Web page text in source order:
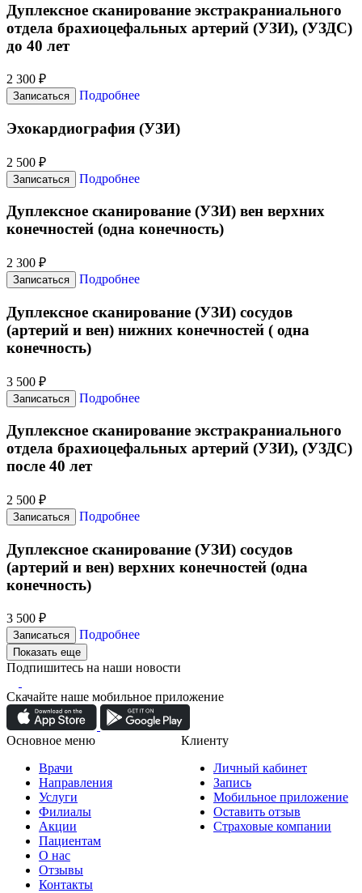
Дуплексное сканирование экстракраниального
отдела брахиоцефальных артерий (УЗИ), (УЗДС)
до 40 лет
2 300 ₽
Записаться Подробнее
Эхокардиография (УЗИ)
2 500 ₽
Записаться Подробнее
Дуплексное сканирование (УЗИ) вен верхних
конечностей (одна конечность)
2 300 ₽
Записаться Подробнее
Дуплексное сканирование (УЗИ) сосудов
(артерий и вен) нижних конечностей ( одна
конечность)
3 500 ₽
Записаться Подробнее
Дуплексное сканирование экстракраниального
отдела брахиоцефальных артерий (УЗИ), (УЗДС)
после 40 лет
2 500 ₽
Записаться Подробнее
Дуплексное сканирование (УЗИ) сосудов
(артерий и вен) верхних конечностей (одна
конечность)
3 500 ₽
Записаться Подробнее
Показать еще
Подпишитесь на наши новости
Скачайте наше мобильное приложение
Основное меню
Врачи
Направления
Услуги
Филиалы
Акции
Пациентам
О нас
Отзывы
Контакты
Клиенту
Личный кабинет
Запись
Мобильное приложение
Оставить отзыв
Страховые компании